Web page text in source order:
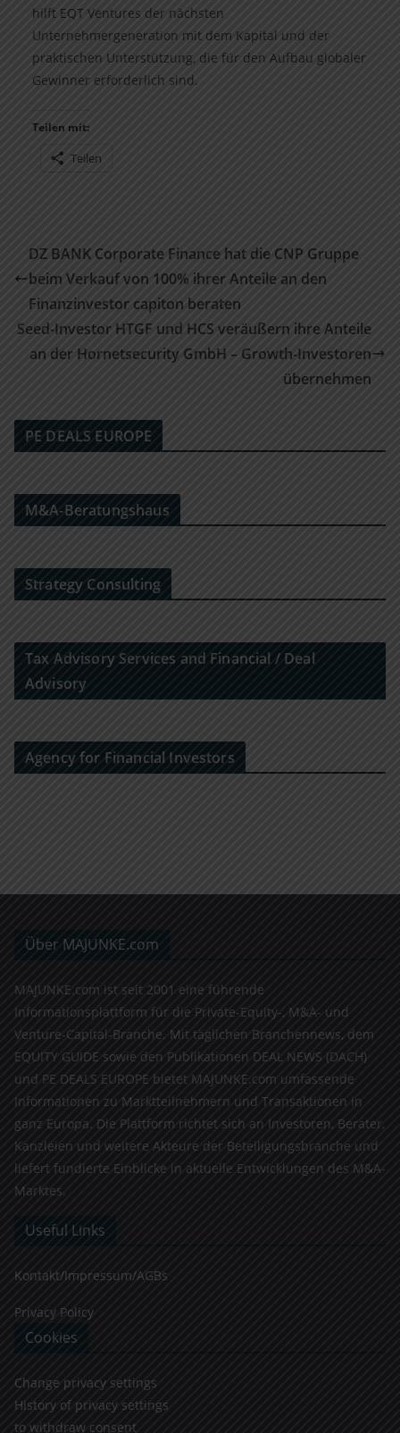
hilft EQT Ventures der nächsten
Unternehmergeneration mit dem Kapital und der
praktischen Unterstützung, die für den Aufbau globaler
Gewinner erforderlich sind.
Teilen mit:
Teilen
DZ BANK Corporate Finance hat die CNP Gruppe
beim Verkauf von 100% ihrer Anteile an den
Finanzinvestor capiton beraten
Seed-Investor HTGF und HCS veräußern ihre Anteile
an der Hornetsecurity GmbH – Growth-Investoren
übernehmen
PE DEALS EUROPE
M&A-Beratungshaus
Strategy Consulting
Tax Advisory Services and Financial / Deal
Advisory
Agency for Financial Investors
Über MAJUNKE.com
MAJUNKE.com ist seit 2001 eine führende
Informationsplattform für die Private-Equity-, M&A- und
Venture-Capital-Branche. Mit täglichen Branchennews, dem
EQUITY GUIDE sowie den Publikationen DEAL NEWS (DACH)
und PE DEALS EUROPE bietet MAJUNKE.com umfassende
Informationen zu Marktteilnehmern und Transaktionen in
ganz Europa. Die Plattform richtet sich an Investoren, Berater,
Kanzleien und weitere Akteure der Beteiligungsbranche und
liefert fundierte Einblicke in aktuelle Entwicklungen des M&A-
Marktes.
Useful Links
Kontakt/Impressum/AGBs
Privacy Policy
Cookies
Change privacy settings
History of privacy settings
to withdraw consent